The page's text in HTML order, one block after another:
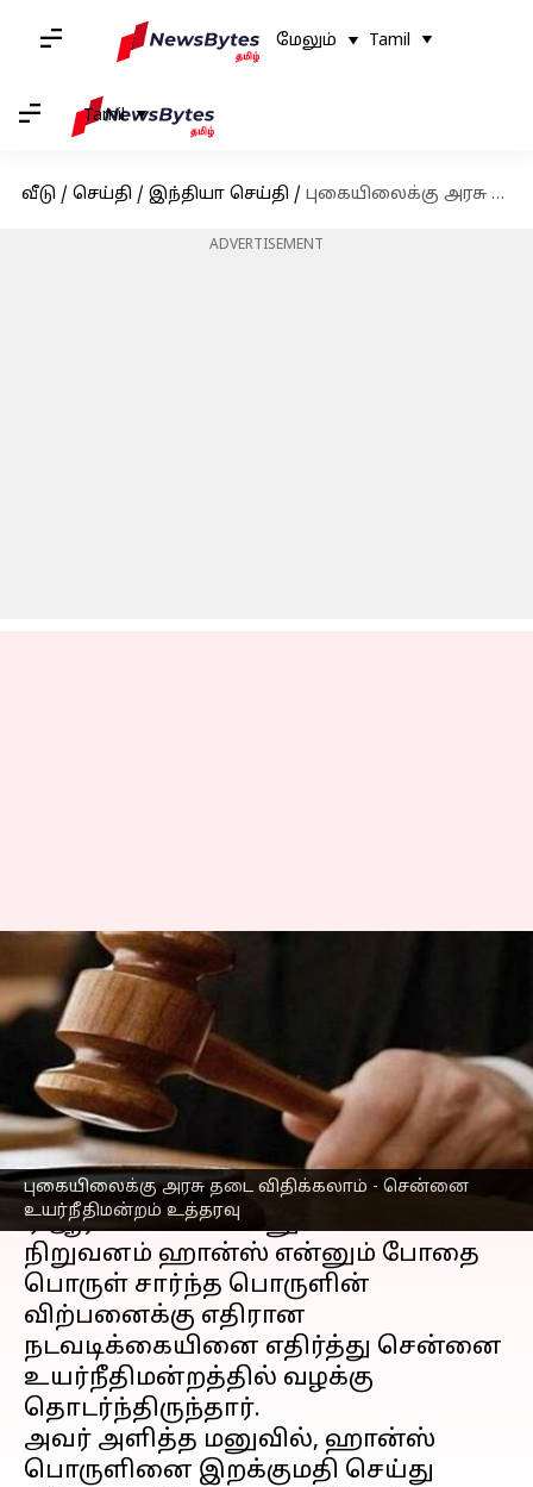
மேலும் Tamil
Tamil
வீடு / செய்தி / இந்தியா செய்தி / புகையிலைக்கு அரசு தடை விதிக்கலாம் - சென்னை உயர்நீதிமன்றம் உத்தரவு
ADVERTISEMENT
புகையிலைக்கு அரசு தடை விதிக்கலாம் - சென்னை
உயர்நீதிமன்றம் உத்தரவு
புகையிலைக்கு அரசு தடை
விதிக்கலாம் - சென்னை
உயர்நீதிமன்றம் உத்தரவு
எழுதியவர் Nivetha P May 11, 2023 04:45 pm
செய்தி முன்னோட்டம்
சென்னையினை சேர்ந்த
ஏ.ஆர்.பச்சாவட் என்னும் வணிக
நிறுவனம் ஹான்ஸ் என்னும் போதை
பொருள் சார்ந்த பொருளின்
விற்பனைக்கு எதிரான
நடவடிக்கையினை எதிர்த்து சென்னை
உயர்நீதிமன்றத்தில் வழக்கு
தொடர்ந்திருந்தார்.
அவர் அளித்த மனுவில், ஹான்ஸ்
பொருளினை இறக்குமதி செய்து